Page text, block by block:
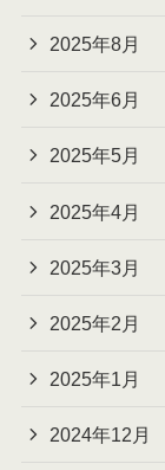
2025年8月
2025年6月
2025年5月
2025年4月
2025年3月
2025年2月
2025年1月
2024年12月